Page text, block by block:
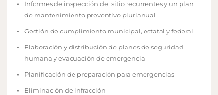
Informes de inspección del sitio recurrentes y un plan
de mantenimiento preventivo plurianual
Gestión de cumplimiento municipal, estatal y federal
Elaboración y distribución de planes de seguridad
humana y evacuación de emergencia
Planificación de preparación para emergencias
Eliminación de infracción